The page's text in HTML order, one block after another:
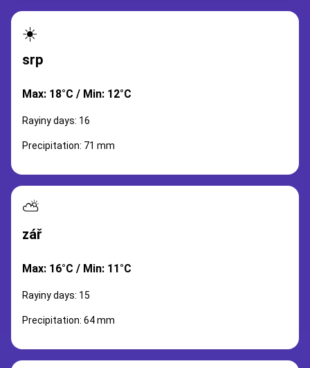
☀️
srp
Max: 18°C / Min: 12°C
Rayiny days: 16
Precipitation: 71 mm
⛅
zář
Max: 16°C / Min: 11°C
Rayiny days: 15
Precipitation: 64 mm